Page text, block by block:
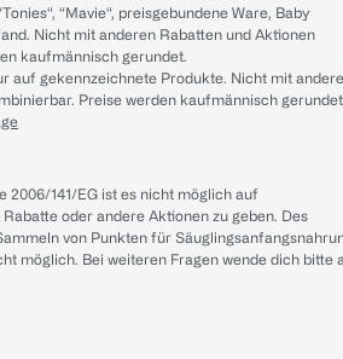
“Mavie“, preisgebundene Ware, Baby
Nicht mit anderen Rabatten und Aktionen
kaufmännisch gerundet.
auf gekennzeichnete Produkte. Nicht mit
Preise werden kaufmännisch
2006/141/EG ist es nicht möglich auf
oder andere Aktionen zu geben. Des
von Punkten für
möglich. Bei weiteren Fragen wende dich bitte